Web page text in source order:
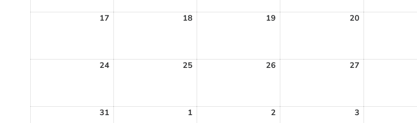
17 18 19 20
24 25 26 27
31 1 2 3